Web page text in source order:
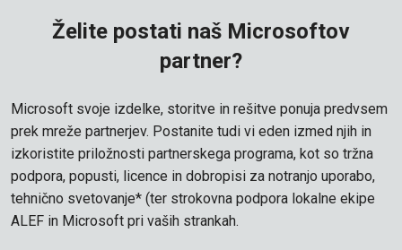
Želite postati naš Microsoftov
partner?
Microsoft svoje izdelke, storitve in rešitve ponuja predvsem
prek mreže partnerjev. Postanite tudi vi eden izmed njih in
izkoristite priložnosti partnerskega programa, kot so tržna
podpora, popusti, licence in dobropisi za notranjo uporabo,
tehnično svetovanje* (ter strokovna podpora lokalne ekipe
ALEF in Microsoft pri vaših strankah.